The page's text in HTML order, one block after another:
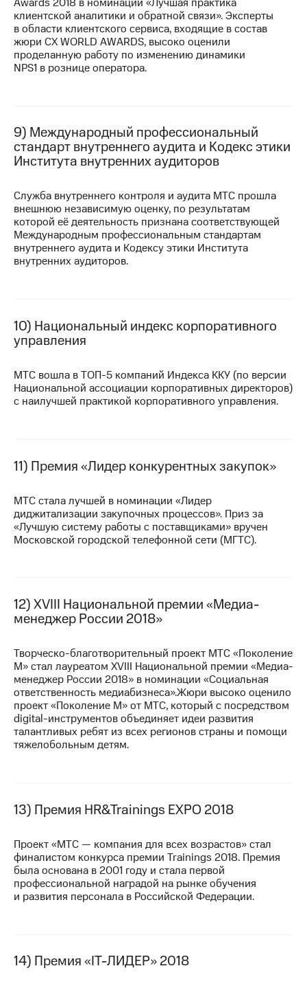
клиентской аналитики и обратной связи». Эксперты
в области клиентского сервиса, входящие в состав
жюри CX WORLD AWARDS, высоко оценили
проделанную работу по изменению динамики
NPS1 в рознице оператора.
9) Международный профессиональный
стандарт внутреннего аудита и Кодекс этики
Института внутренних аудиторов
Служба внутреннего контроля и аудита МТС прошла
внешнюю независимую оценку, по результатам
которой её деятельность признана соответствующей
Международным профессиональным стандартам
внутреннего аудита и Кодексу этики Института
внутренних аудиторов.
10) Национальный индекс корпоративного
управления
МТС вошла вТОП-5 компаний Индекса ККУ (по версии
Национальной ассоциации корпоративных директоров)
с наилучшей практикой корпоративного управления.
11) Премия «Лидер конкурентных закупок»
МТС стала лучшей в номинации «Лидер
диджитализации закупочных процессов». Приз за
«Лучшую систему работы с поставщиками» вручен
Московской городской телефонной сети (МГТС).
12) XVIII Национальной премии «Медиа-
менеджер России 2018»
Творческо-благотворительный проект МТС «Поколение
М» стал лауреатом XVIII Национальной премии «Медиа-
менеджер России 2018» в номинации «Социальная
ответственность медиабизнеса».Жюри высоко оценило
проект «Поколение М» от МТС, который с посредством
digital-инструментов объединяет идеи развития
талантливых ребят из всех регионов страны и помощи
тяжелобольным детям.
13) Премия HR&Trainings EXPO 2018
Проект «МТС — компания для всех возрастов» стал
финалистом конкурса премии Trainings 2018. Премия
была основана в 2001 году и стала первой
профессиональной наградой на рынке обучения
и развития персонала в Российской Федерации.
14) Премия «IT-ЛИДЕР» 2018